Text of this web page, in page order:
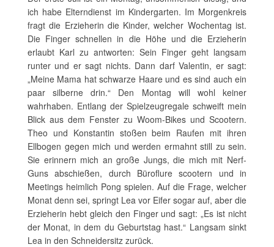
ich habe Elterndienst im Kindergarten. Im Morgenkreis
fragt die Erzieherin die Kinder, welcher Wochentag ist.
Die Finger schnellen in die Höhe und die Erzieherin
erlaubt Karl zu antworten: Sein Finger geht langsam
runter und er sagt nichts. Dann darf Valentin, er sagt:
„Meine Mama hat schwarze Haare und es sind auch ein
paar silberne drin.“ Den Montag will wohl keiner
wahrhaben. Entlang der Spielzeugregale schweift mein
Blick aus dem Fenster zu Woom-Bikes und Scootern.
Theo und Konstantin stoßen beim Raufen mit ihren
Ellbogen gegen mich und werden ermahnt still zu sein.
Sie erinnern mich an große Jungs, die mich mit Nerf-
Guns abschießen, durch Büroflure scootern und in
Meetings heimlich Pong spielen. Auf die Frage, welcher
Monat denn sei, springt Lea vor Eifer sogar auf, aber die
Erzieherin hebt gleich den Finger und sagt: „Es ist nicht
der Monat, in dem du Geburtstag hast.“ Langsam sinkt
Lea in den Schneidersitz zurück.